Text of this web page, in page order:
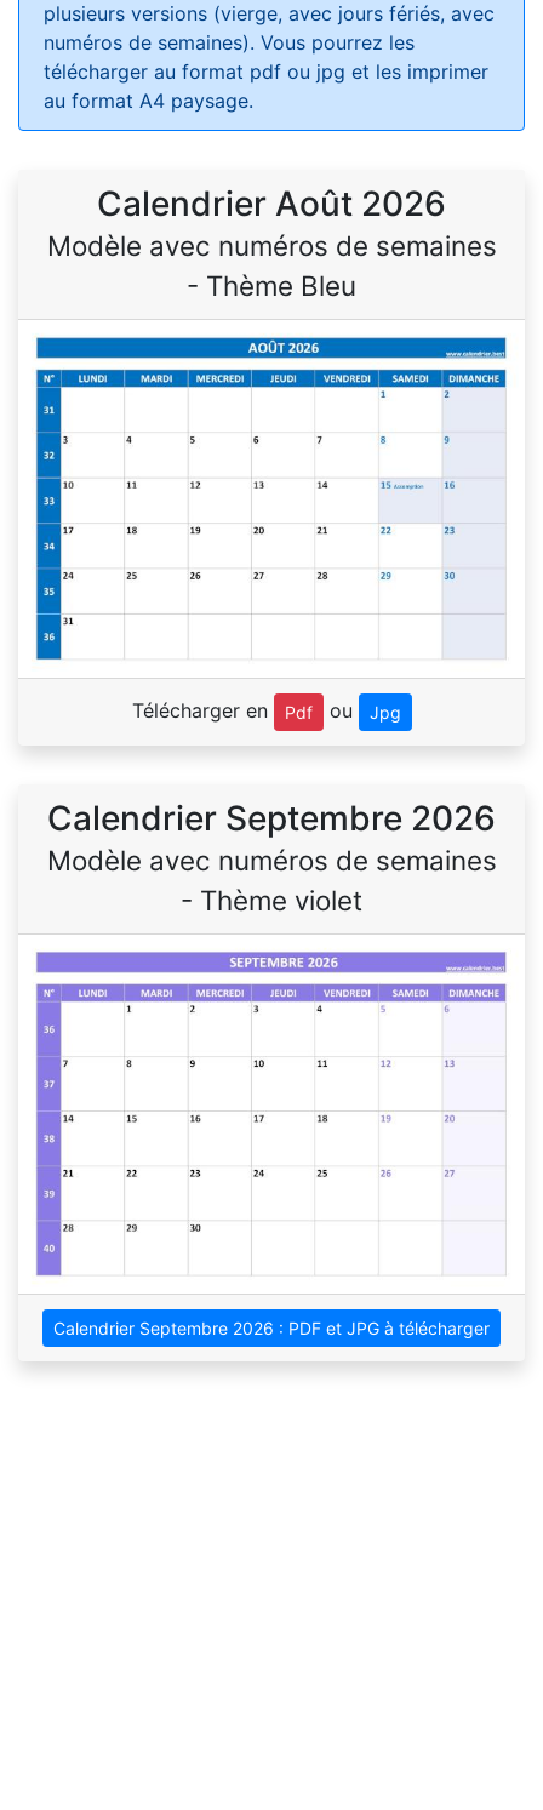
plusieurs versions (vierge, avec jours fériés, avec
numéros de semaines). Vous pourrez les
télécharger au format pdf ou jpg et les imprimer
au format A4 paysage.
Calendrier Août 2026
Modèle avec numéros de semaines
- Thème Bleu
Télécharger en Pdf ou Jpg
Calendrier Septembre 2026
Modèle avec numéros de semaines
- Thème violet
Calendrier Septembre 2026 : PDF et JPG à télécharger